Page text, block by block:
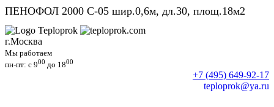
ПЕНОФОЛ 2000 C-05 шир.0,6м, дл.30, площ.18м2
г.Москва
Мы работаем
пн-пт: c 900 до 1800
+7 (495) 649-92-17
teploprok@ya.ru